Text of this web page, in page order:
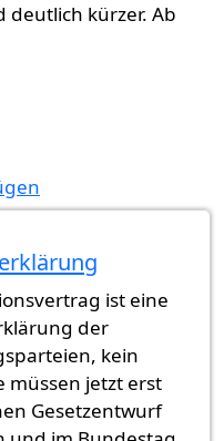
deutlich kürzer. Ab
ist eine
der
kein
müssen jetzt erst
Gesetzentwurf